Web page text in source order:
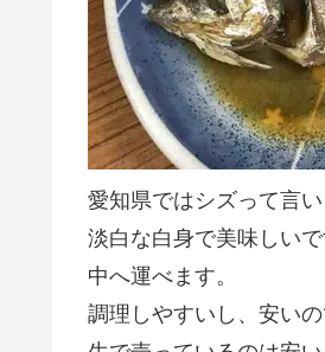
愛知県ではシズって言
淡白な白身で美味しい
中へ運べます。
調理しやすいし、安い